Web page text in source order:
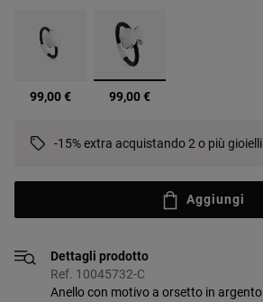
99,00 € selezionato
99,00 €
-15% extra acquistando 2 o più gioielli
Aggiungi
Dettagli prodotto
Ref. 10045732-C
Anello con motivo a orsetto in argento